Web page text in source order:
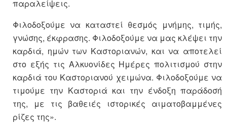
παραλείψεις.
Φιλοδοξούμε να καταστεί θεσμός μνήμης, τιμής,
γνώσης, έκφρασης. Φιλοδοξούμε να μας κλέψει την
καρδιά, ημών των Καστοριανών, και να αποτελεί
στο εξής τις Αλκυονίδες Ημέρες πολιτισμού στην
καρδιά του Καστοριανού χειμώνα. Φιλοδοξούμε να
τιμούμε την Καστοριά και την ένδοξη παράδοσή
της, με τις βαθειές ιστορικές αιματοβαμμένες
ρίζες της».